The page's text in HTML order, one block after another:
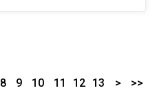
8 9 10 11 12 13 > >>